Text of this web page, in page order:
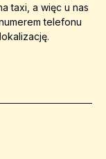
taxi, a więc u nas
telefonu